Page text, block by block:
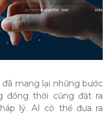
mang lại những bước
đồng thời cũng đặt ra
lý. AI có thể đưa ra